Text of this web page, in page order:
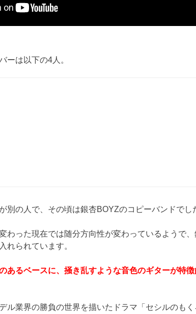
ーは以下の4人。
別の人で、その頃は銀杏BOYZのコピーバンドでし
わった現在では随分方向性が変わっているようで
れられています。
あるベースに、掻き乱すような音色のギターが特徴
ル業界の勝負の世界を描いたドラマ「セシルのも